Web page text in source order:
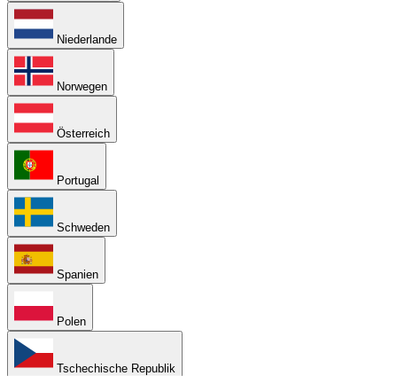
Niederlande
Norwegen
Österreich
Portugal
Schweden
Spanien
Polen
Tschechische Republik